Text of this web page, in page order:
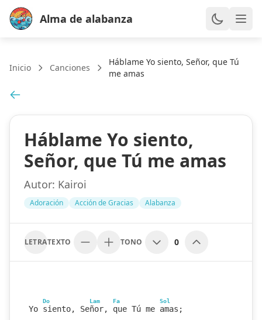
Alma de alabanza
Inicio Canciones
Háblame Yo siento, Señor, que Tú
me amas
Háblame Yo siento,
Señor, que Tú me amas
Autor: Kairoi
Adoración Acción de Gracias Alabanza
LETRATEXTO TONO 0
Do Lam Fa Sol
Yo siento, Señor, que Tú me amas;